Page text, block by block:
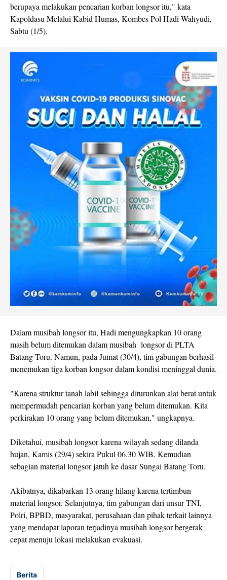
berupaya melakukan pencarian korban longsor itu," kata
Kapoldasu Melalui Kabid Humas, Kombes Pol Hadi Wahyudi,
Sabtu (1/5).
Dalam musibah longsor itu, Hadi mengungkapkan 10 orang
masih belum ditemukan dalam musibah longsor di PLTA
Batang Toru. Namun, pada Jumat (30/4), tim gabungan berhasil
menemukan tiga korban longsor dalam kondisi meninggal dunia.
"Karena struktur tanah labil sehingga diturunkan alat berat untuk
mempermudah pencarian korban yang belum ditemukan. Kita
perkirakan 10 orang yang belum ditemukan," ungkapnya.
Diketahui, musibah longsor karena wilayah sedang dilanda
hujan, Kamis (29/4) sekira Pukul 06.30 WIB. Kemudian
sebagian material longsor jatuh ke dasar Sungai Batang Toru.
Akibatnya, dikabarkan 13 orang hilang karena tertimbun
material longsor. Selanjutnya, tim gabungan dari unsur TNI,
Polri, BPBD, masyarakat, perusahaan dan pihak terkait lainnya
yang mendapat laporan terjadinya musibah longsor bergerak
cepat menuju lokasi melakukan evakuasi.
Berita